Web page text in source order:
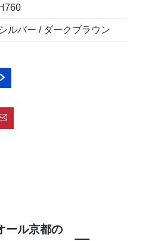
ルバー / ダークブラウン
ール京都の